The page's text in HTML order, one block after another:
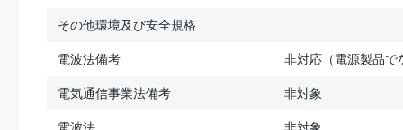
その他環境及び安全規格
電波法備考
非対応（電源製品で
電気通信事業法備考
非対象